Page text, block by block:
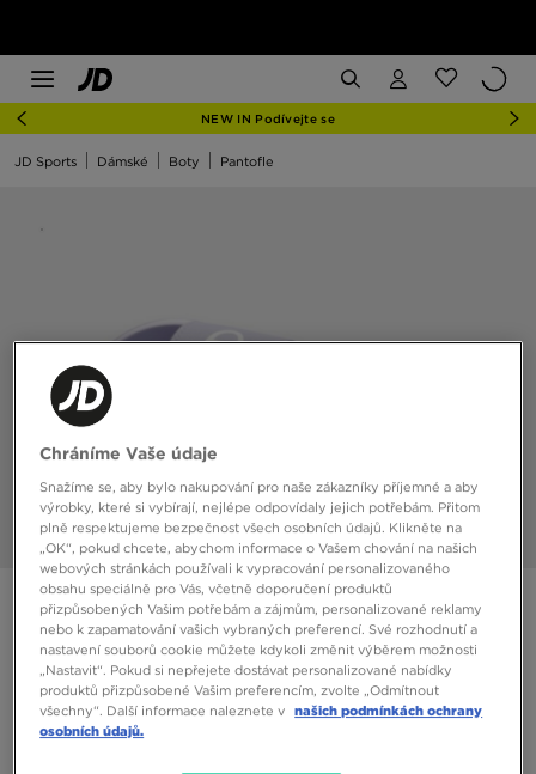
NEW IN Podívejte se
JD Sports Dámské Boty Pantofle
CHAMPION SAMOA 2
400 Kč
Dostupné Barvy
Chráníme Vaše údaje
Snažíme se, aby bylo nakupování pro naše zákazníky příjemné a aby
výrobky, které si vybírají, nejlépe odpovídaly jejich potřebám. Přitom
plně respektujeme bezpečnost všech osobních údajů. Klikněte na
„OK“, pokud chcete, abychom informace o Vašem chování na našich
webových stránkách používali k vypracování personalizovaného
obsahu speciálně pro Vás, včetně doporučení produktů
přizpůsobených Vašim potřebám a zájmům, personalizované reklamy
nebo k zapamatování vašich vybraných preferencí. Své rozhodnutí a
nastavení souborů cookie můžete kdykoli změnit výběrem možnosti
„Nastavit“. Pokud si nepřejete dostávat personalizované nabídky
produktů přizpůsobené Vašim preferencím, zvolte „Odmítnout
všechny“. Další informace naleznete v našich podmínkách ochrany
osobních údajů.